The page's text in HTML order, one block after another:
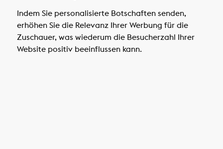
Indem Sie personalisierte Botschaften senden,
erhöhen Sie die Relevanz Ihrer Werbung für die
Zuschauer, was wiederum die Besucherzahl Ihrer
Website positiv beeinflussen kann.